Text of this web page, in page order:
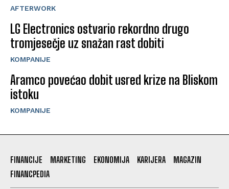
AFTERWORK
LG Electronics ostvario rekordno drugo
tromjesečje uz snažan rast dobiti
KOMPANIJE
Aramco povećao dobit usred krize na Bliskom
istoku
KOMPANIJE
FINANCIJE MARKETING EKONOMIJA KARIJERA
MAGAZIN
FINANCPEDIA